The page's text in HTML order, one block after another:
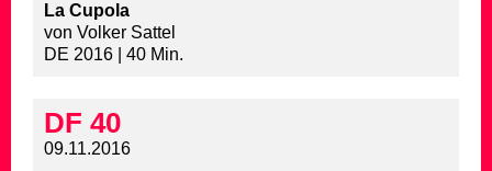
La Cupola
von Volker Sattel
DE 2016 | 40 Min.
DF 40
09.11.2016